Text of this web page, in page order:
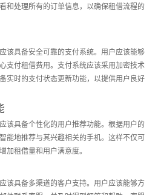
和处理所有的订单信息，以确保租借流程的
该具备安全可靠的支付系统。用户应该能够
支付租借费用。支付系统应该采用加密技术
实时的支付状态更新功能，以提供用户良好
该具备个性化的用户推荐功能。根据用户的
能地推荐与其兴趣相关的手机。这样不仅可
加租借量和用户满意度。
该具备多渠道的客户支持。用户应该能够方